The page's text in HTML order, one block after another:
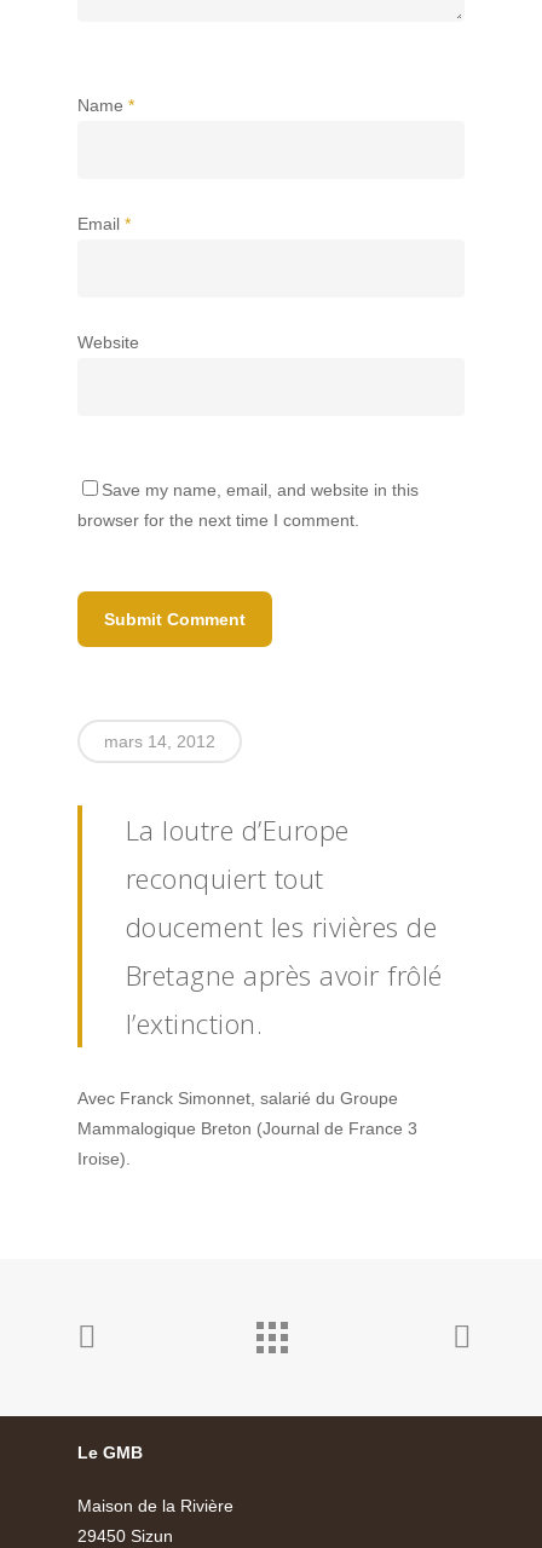
Name *
Email *
Website
Save my name, email, and website in this
browser for the next time I comment.
mars 14, 2012
La loutre d’Europe
reconquiert tout
doucement les rivières de
Bretagne après avoir frôlé
l’extinction.
Avec Franck Simonnet, salarié du Groupe
Mammalogique Breton (Journal de France 3
Iroise).
Le GMB
Maison de la Rivière
29450 Sizun